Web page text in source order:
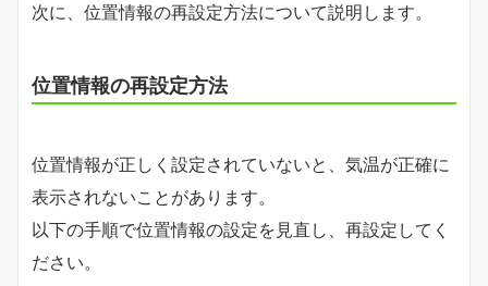
次に、位置情報の再設定方法について説明します。
位置情報の再設定方法
位置情報が正しく設定されていないと、気温が正確に
表示されないことがあります。
以下の手順で位置情報の設定を見直し、再設定してく
ださい。